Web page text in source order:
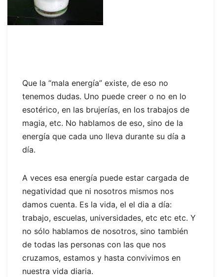
Que la “mala energía” existe, de eso no
tenemos dudas. Uno puede creer o no en lo
esotérico, en las brujerías, en los trabajos de
magia, etc. No hablamos de eso, sino de la
energía que cada uno lleva durante su día a
día.
A veces esa energía puede estar cargada de
negatividad que ni nosotros mismos nos
damos cuenta. Es la vida, el el dia a día:
trabajo, escuelas, universidades, etc etc etc. Y
no sólo hablamos de nosotros, sino también
de todas las personas con las que nos
cruzamos, estamos y hasta convivimos en
nuestra vida diaria.